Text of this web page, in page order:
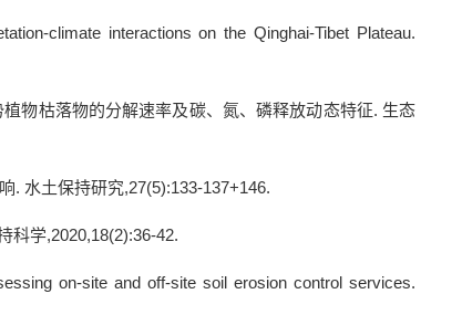
climate interactions on the Qinghai-Tibet Plateau.
物枯落物的分解速率及碳、氮、磷释放动态特征. 生态
. 水土保持研究,27(5):133-137+146.
科学,2020,18(2):36-42.
on-site and off-site soil erosion control services.